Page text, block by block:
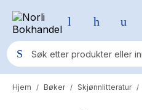
Populære søk
Hjem / Bøker / Skjønnlitteratur /